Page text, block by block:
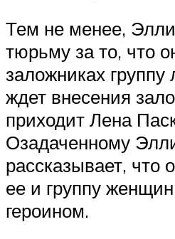
Тем не менее,
тюрьму за то, что
заложниках
ждет внесения
приходит Лена
Озадаченному
рассказывает, что
ее и группу
героином.